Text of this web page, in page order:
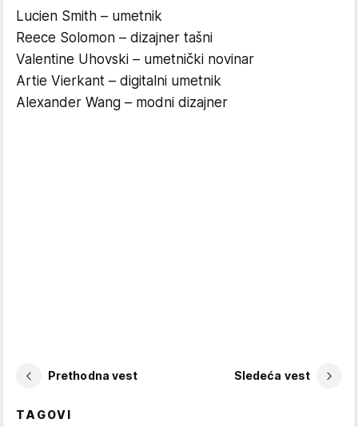
Lucien Smith – umetnik
Reece Solomon – dizajner tašni
Valentine Uhovski – umetnički novinar
Artie Vierkant – digitalni umetnik
Alexander Wang – modni dizajner
Prethodna vest Sledeća vest
TAGOVI